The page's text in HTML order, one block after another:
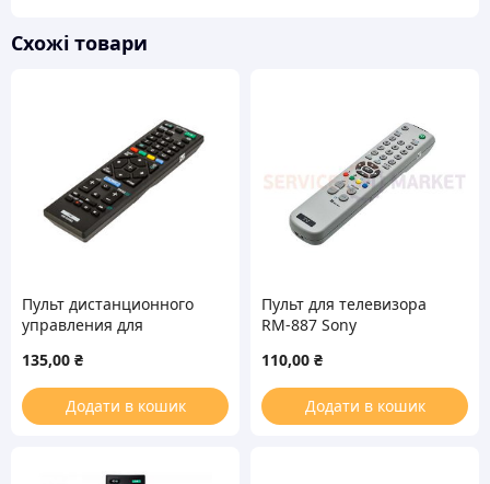
Схожі товари
Пульт дистанционного
управления для
ED062
135,00 ₴
Додати в кошик
Пульт для телевизора
RM-887 Sony
110,00 ₴
Додати в кошик